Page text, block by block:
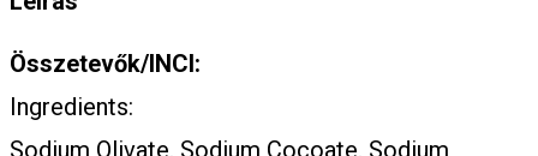
Összetevők/INCI:
Ingredients:
Sodium Olivate, Sodium Cocoate, Sodium